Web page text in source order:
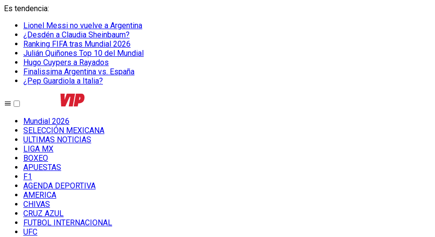
Es tendencia:
Lionel Messi no vuelve a Argentina
¿Desdén a Claudia Sheinbaum?
Ranking FIFA tras Mundial 2026
Julián Quiñones Top 10 del Mundial
Hugo Cuypers a Rayados
Finalissima Argentina vs. España
¿Pep Guardiola a Italia?
Mundial 2026
SELECCIÓN MEXICANA
ULTIMAS NOTICIAS
LIGA MX
BOXEO
APUESTAS
F1
AGENDA DEPORTIVA
AMERICA
CHIVAS
CRUZ AZUL
FUTBOL INTERNACIONAL
UFC